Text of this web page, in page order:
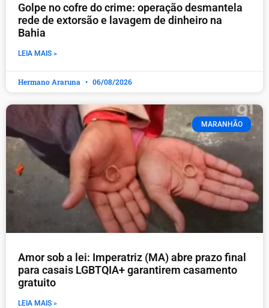
Golpe no cofre do crime: operação desmantela
rede de extorsão e lavagem de dinheiro na
Bahia
LEIA MAIS »
Hermano Araruna 06/08/2026
MARANHÃO
Amor sob a lei: Imperatriz (MA) abre prazo final
para casais LGBTQIA+ garantirem casamento
gratuito
LEIA MAIS »